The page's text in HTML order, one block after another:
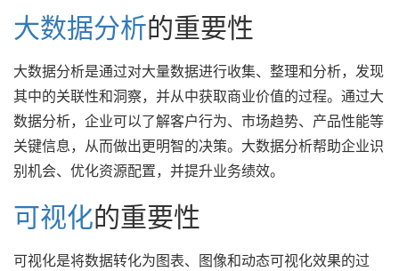
大数据分析的重要性
大数据分析是通过对大量数据进行收集、整理和分析，发现
其中的关联性和洞察，并从中获取商业价值的过程。通过大
数据分析，企业可以了解客户行为、市场趋势、产品性能等
关键信息，从而做出更明智的决策。大数据分析帮助企业识
别机会、优化资源配置，并提升业务绩效。
可视化的重要性
可视化是将数据转化为图表、图像和动态可视化效果的过